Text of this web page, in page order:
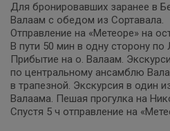
Для бронировавших заранее в
Валаам с обедом из Сортавала.
Отправление на «Метеоре» на
В пути 50 мин в одну сторону
Прибытие на о. Валаам.
по центральному ансамблю
в трапезной. Экскурсия в один
Валаама. Пешая прогулка на
Спустя 5 ч отправление на